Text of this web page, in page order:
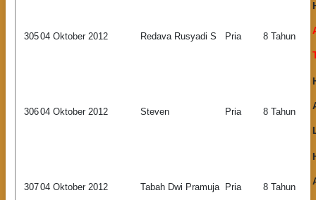
30504 Oktober 2012 Redava Rusyadi S Pria 8 Tahun
30604 Oktober 2012 Steven Pria 8 Tahun
30704 Oktober 2012 Tabah Dwi Pramuja Pria 8 Tahun